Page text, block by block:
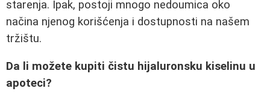
starenja. Ipak, postoji mnogo nedoumica oko
načina njenog korišćenja i dostupnosti na našem
tržištu.
Da li možete kupiti čistu hijaluronsku kiselinu u
apoteci?